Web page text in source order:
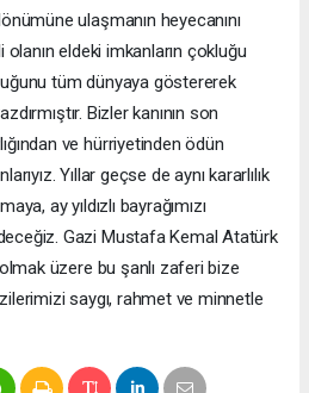
ulaşmanın heyecanını
eldeki imkanların çokluğu
tüm dünyaya göstererek
Bizler kanının son
ve hürriyetinden ödün
Yıllar geçse de aynı kararlılık
ay yıldızlı bayrağımızı
Gazi Mustafa Kemal Atatürk
üzere bu şanlı zaferi bize
saygı, rahmet ve minnetle